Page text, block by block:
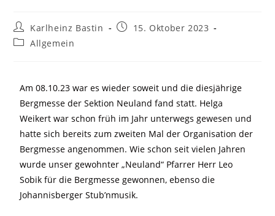
Karlheinz Bastin
15. Oktober 2023
Allgemein
Am 08.10.23 war es wieder soweit und die diesjährige
Bergmesse der Sektion Neuland fand statt. Helga
Weikert war schon früh im Jahr unterwegs gewesen und
hatte sich bereits zum zweiten Mal der Organisation der
Bergmesse angenommen. Wie schon seit vielen Jahren
wurde unser gewohnter „Neuland“ Pfarrer Herr Leo
Sobik für die Bergmesse gewonnen, ebenso die
Johannisberger Stub’nmusik.